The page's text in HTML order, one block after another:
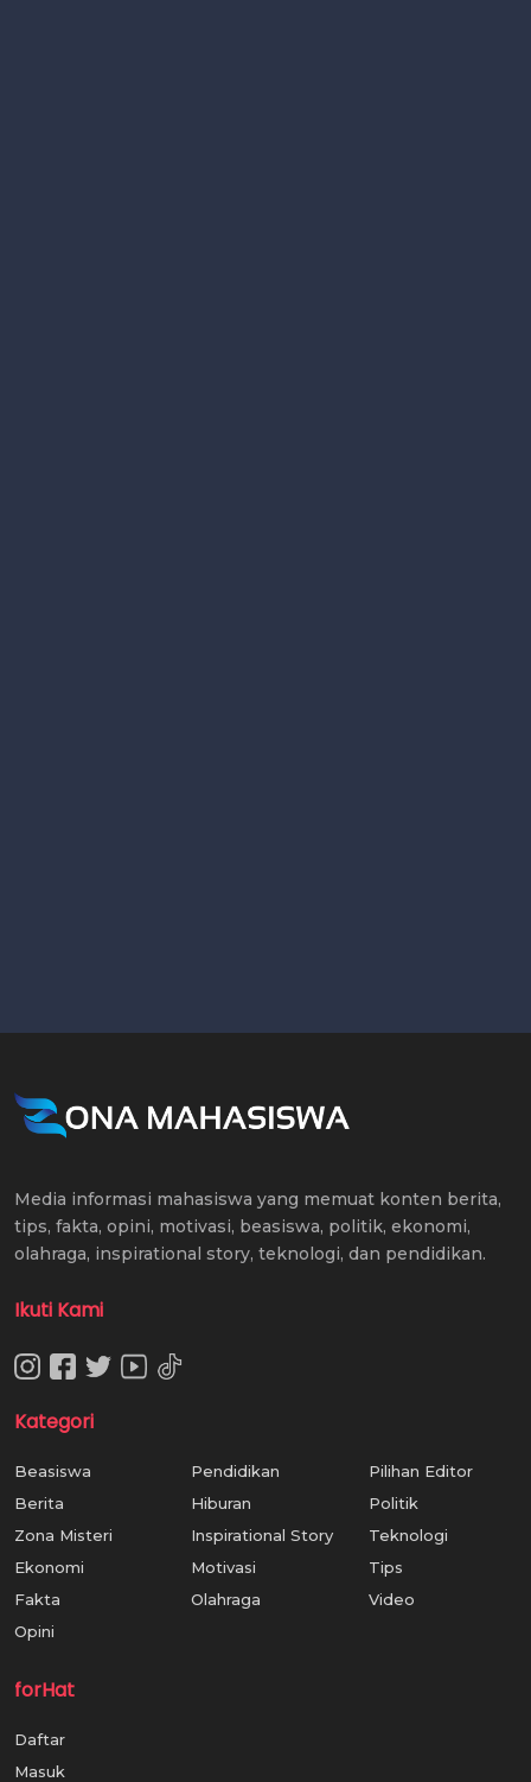
Media informasi mahasiswa yang memuat konten berita,
tips, fakta, opini, motivasi, beasiswa, politik, ekonomi,
olahraga, inspirational story, teknologi, dan pendidikan.
Ikuti Kami
Kategori
Beasiswa
Berita
Zona Misteri
Ekonomi
Fakta
Opini
Pendidikan
Hiburan
Inspirational Story
Motivasi
Olahraga
Pilihan Editor
Politik
Teknologi
Tips
Video
forHat
Daftar
Masuk